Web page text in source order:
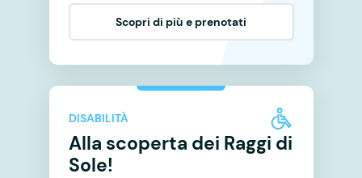
Scopri di più e prenotati
DISABILITÀ
Alla scoperta dei Raggi di
Sole!